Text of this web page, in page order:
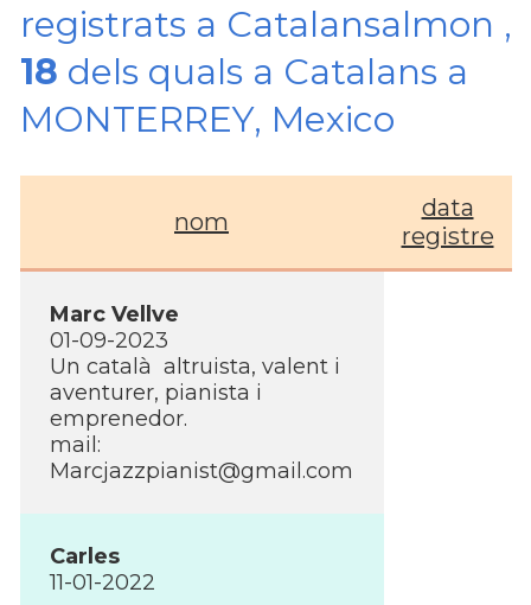
registrats a Catalansalmon ,
18 dels quals a Catalans a
MONTERREY, Mexico
nom
data
registre
Marc Vellve
01-09-2023
Un català altruista, valent i
aventurer, pianista i
emprenedor.
mail:
Marcjazzpianist@gmail.com
Carles
11-01-2022